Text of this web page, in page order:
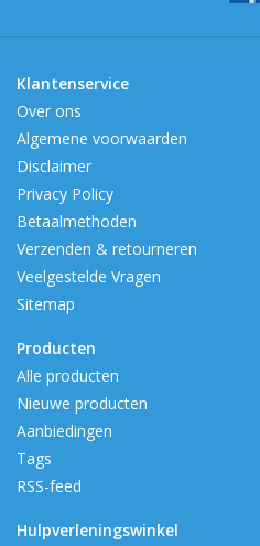
Klantenservice
Over ons
Algemene voorwaarden
Disclaimer
Privacy Policy
Betaalmethoden
Verzenden & retourneren
Veelgestelde Vragen
Sitemap
Producten
Alle producten
Nieuwe producten
Aanbiedingen
Tags
RSS-feed
Hulpverleningswinkel